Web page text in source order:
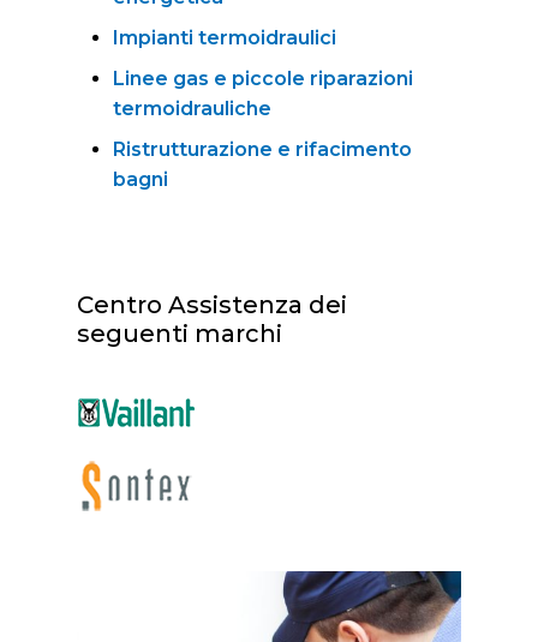
Impianti termoidraulici
Linee gas e piccole riparazioni
termoidrauliche
Ristrutturazione e rifacimento
bagni
Centro Assistenza dei
seguenti marchi